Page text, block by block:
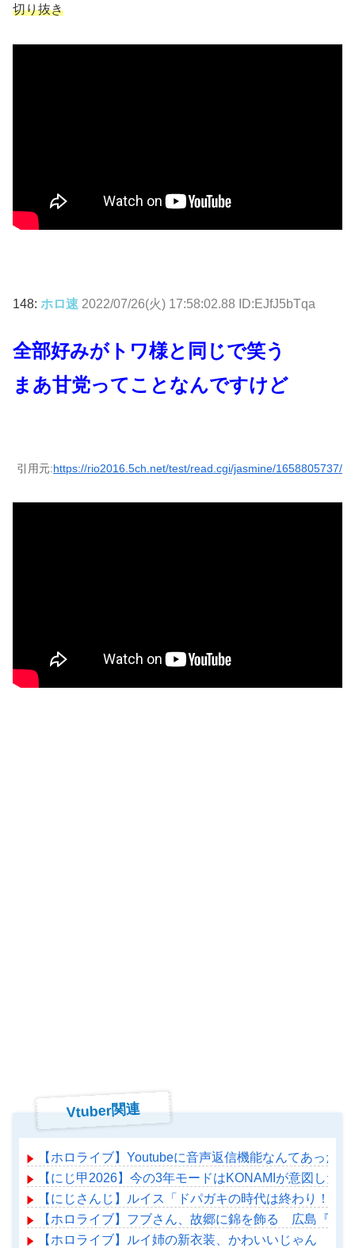
切り抜き
148: ホロ速 2022/07/26(火) 17:58:02.88 ID:EJfJ5bTqa
全部好みがトワ様と同じで笑う
まあ甘党ってことなんですけど
引用元:https://rio2016.5ch.net/test/read.cgi/jasmine/1658805737/
Vtuber関連
【ホロライブ】Youtubeに音声返信機能なんてあったの
【にじ甲2026】今の3年モードはKONAMIが意図した
【にじさんじ】ルイス「ドパガキの時代は終わり！セ
【ホロライブ】フブさん、故郷に錦を飾る 広島『み
【ホロライブ】ルイ姉の新衣装、かわいいじゃん